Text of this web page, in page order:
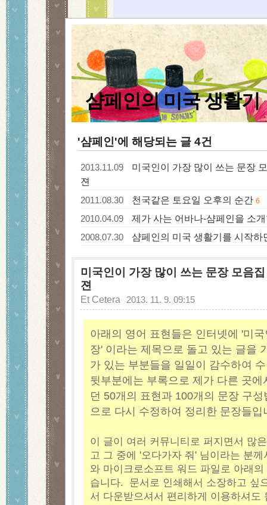
샴페인의 미국 생활기
'샴페인'에 해당되는 글 4건
2013.11.09
미국인이 가장 많이 쓰는 문장
젼
2011.08.30 천국같은 토요일 오후의 순간 6
2010.04.09 제가 사는 어바나-샴페인을 소
2008.07.30 샴페인의 미국 생활기를 시작하
미국인이 가장 많이 쓰는 문장 모음
젼
Et Cetera 2013. 11. 9. 09:15
아래의 영어 표현들은 인터넷에 '미
장' 이라는 제목으로 돌고 있는 글을
가 있는 부분들을 일일이 감수하여
뒷부분에는 부록으로 제가 다른 곳
던 50개의 표현과 100개의 문장 구
으로 다시 수정하여 정리한 문장들입
이 글이 여러 커뮤니티로 퍼지면서 많
고 그 중에 '오다가자 줘' 님이라는 분
와 마이크로소프트 워드 파일로 아래
습니다. 문서로 인쇄해서 소장하고 싶
서 다운받으셔서 편리하게 이용하셔도